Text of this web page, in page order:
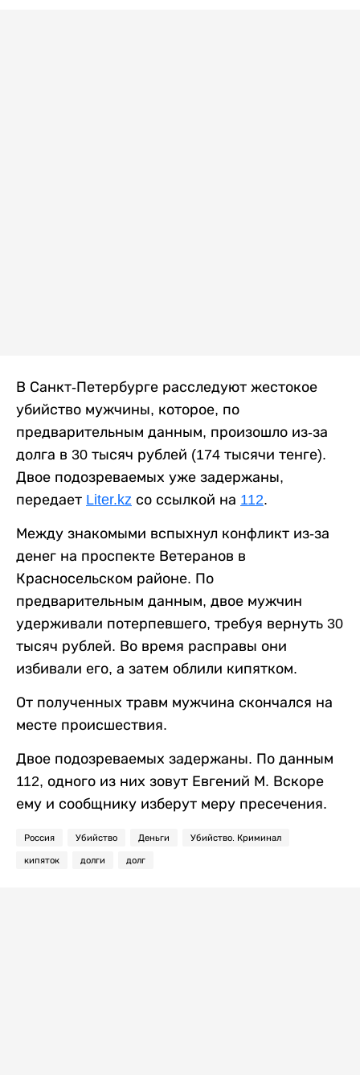
В Санкт-Петербурге расследуют жестокое
убийство мужчины, которое, по
предварительным данным, произошло из-за
долга в 30 тысяч рублей (174 тысячи тенге).
Двое подозреваемых уже задержаны,
передает Liter.kz со ссылкой на 112.
Между знакомыми вспыхнул конфликт из-за
денег на проспекте Ветеранов в
Красносельском районе. По
предварительным данным, двое мужчин
удерживали потерпевшего, требуя вернуть 30
тысяч рублей. Во время расправы они
избивали его, а затем облили кипятком.
От полученных травм мужчина скончался на
месте происшествия.
Двое подозреваемых задержаны. По данным
112, одного из них зовут Евгений М. Вскоре
ему и сообщнику изберут меру пресечения.
Россия Убийство Деньги Убийство. Криминал
кипяток долги долг